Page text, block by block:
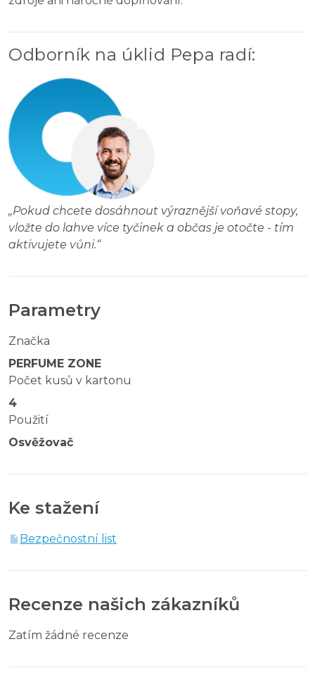
Odborník na úklid Pepa radí:
„Pokud chcete dosáhnout výraznější voňavé stopy,
vložte do lahve více tyčinek a občas je otočte - tím
aktivujete vůni.“
Parametry
Značka
PERFUME ZONE
Počet kusů v kartonu
4
Použití
Osvěžovač
Ke stažení
Bezpečnostní list
Recenze našich zákazníků
Zatím žádné recenze